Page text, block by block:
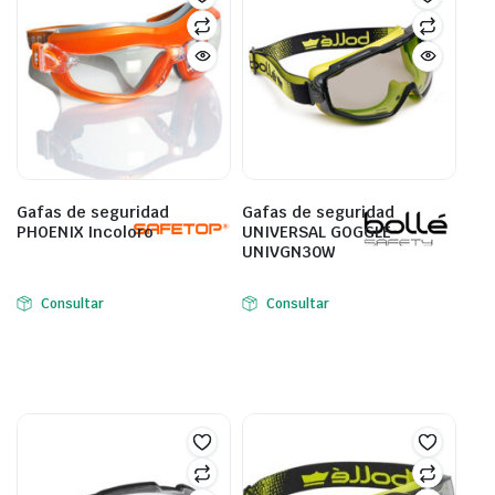
Gafas de seguridad
PHOENIX Incoloro
Consultar
Gafas de seguridad
UNIVERSAL GOGGLE
UNIVGN30W
Consultar